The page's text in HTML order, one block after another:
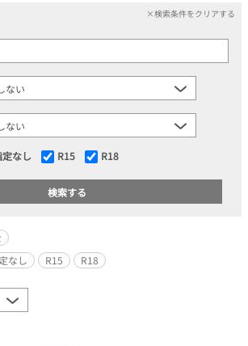
×検索条件をクリアする
定なし R15 R18
なし R15 R18